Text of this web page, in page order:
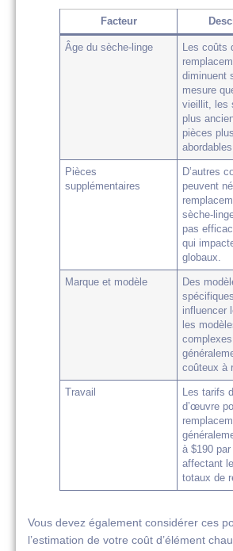
Facteur
Âge du sèche-linge
Les coûts
diminuent
mesure
vieillit, les
plus
pièces plus
Pièces
supplémentaires
D’autres
peuvent
sèche-
pas
qui
globaux.
Marque et modèle
Des
influencer
les
coûteux à
Travail
Les tarifs
d’œuvre
à $190 par
affectant
totaux de
Vous devez également considérer ces
l’estimation de votre coût d’élément